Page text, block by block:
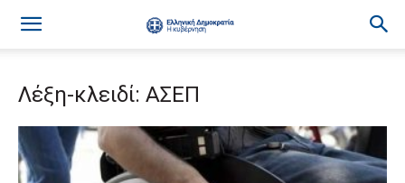
Λέξη-κλειδί: ΑΣΕΠ